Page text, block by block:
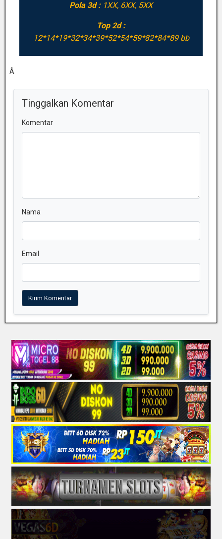
Pola 3d : 1XX, 6XX, 5XX
Top 2d :
12*14*19*32*34*39*52*54*59*82*84*89 bb
Â
Tinggalkan Komentar
Komentar
Nama
Email
Kirim Komentar